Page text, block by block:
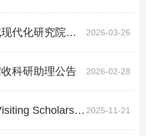
代化研究院 2026-03-26
科研助理公告 2026-02-28
Scholars 2025-11-21